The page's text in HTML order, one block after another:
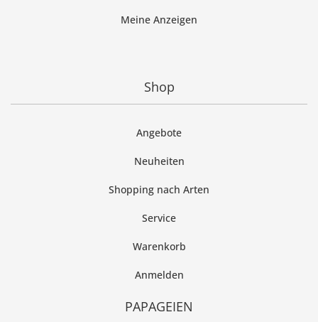
Meine Anzeigen
Shop
Angebote
Neuheiten
Shopping nach Arten
Service
Warenkorb
Anmelden
PAPAGEIEN